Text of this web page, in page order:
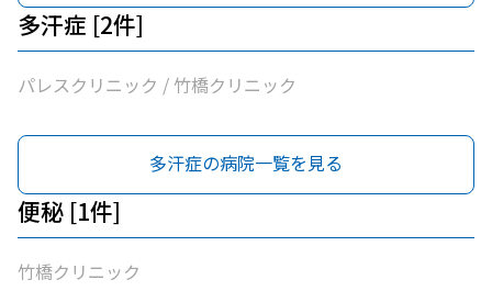
多汗症 [2件]
パレスクリニック / 竹橋クリニック
多汗症の病院一覧を見る
便秘 [1件]
竹橋クリニック